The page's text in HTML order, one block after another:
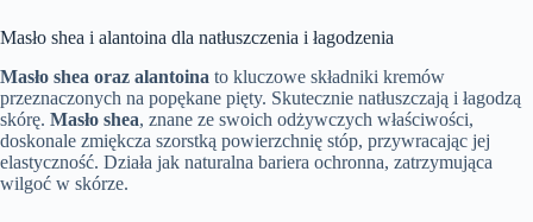
Masło shea i alantoina dla natłuszczenia i łagodzenia
Masło shea oraz alantoina to kluczowe składniki kremów
przeznaczonych na popękane pięty. Skutecznie natłuszczają i łagodzą
skórę. Masło shea, znane ze swoich odżywczych właściwości,
doskonale zmiękcza szorstką powierzchnię stóp, przywracając jej
elastyczność. Działa jak naturalna bariera ochronna, zatrzymująca
wilgoć w skórze.